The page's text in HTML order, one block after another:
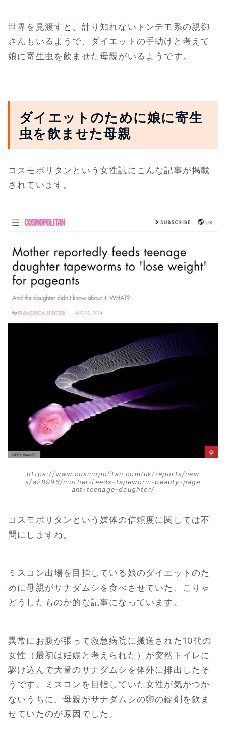
世界を見渡すと、計り知れないトンデモ系の親御
さんもいるようで、ダイエットの手助けと考えて
娘に寄生虫を飲ませた母親がいるようです。
ダイエットのために娘に寄生
虫を飲ませた母親
コスモポリタンという女性誌にこんな記事が掲載
されています。
https://www.cosmopolitan.com/uk/reports/new
s/a28996/mother-feeds-tapeworm-beauty-page
ant-teenage-daughter/
コスモポリタンという媒体の信頼度に関しては不
問にしますね。
ミスコン出場を目指している娘のダイエットのた
めに母親がサナダムシを食べさせていた、こりゃ
どうしたものか的な記事になっています。
異常にお腹が張って救急病院に搬送された10代の
女性（最初は妊娠と考えられた）が突然トイレに
駆け込んで大量のサナダムシを体外に排出したそ
うです。ミスコンを目指していた女性が気がつか
ないうちに、母親がサナダムシの卵の錠剤を飲ま
せていたのが原因でした。